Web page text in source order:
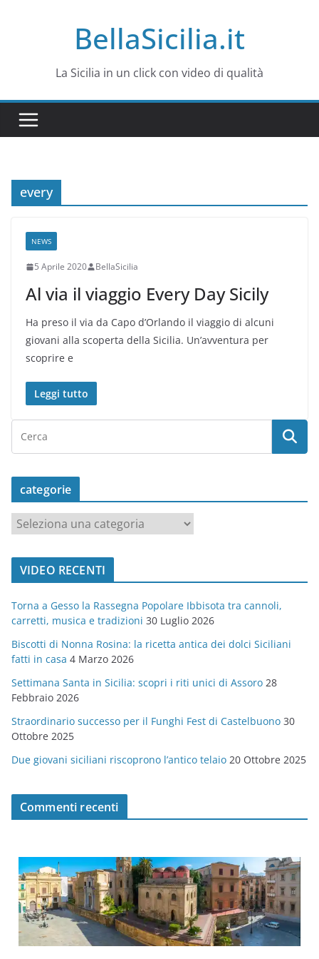
BellaSicilia.it
La Sicilia in un click con video di qualità
every
NEWS
5 Aprile 2020 BellaSicilia
Al via il viaggio Every Day Sicily
Ha preso il via da Capo d’Orlando il viaggio di alcuni
giovani alla scoperta della Sicilia. Un’avventura per
scoprire e
Leggi tutto
categorie
a
t
o
r
i
e
VIDEO RECENTI
Torna a Gesso la Rassegna Popolare Ibbisota tra cannoli,
carretti, musica e tradizioni 30 Luglio 2026
Biscotti di Nonna Rosina: la ricetta antica dei dolci Siciliani
fatti in casa 4 Marzo 2026
Settimana Santa in Sicilia: scopri i riti unici di Assoro 28
Febbraio 2026
Straordinario successo per il Funghi Fest di Castelbuono 30
Ottobre 2025
Due giovani siciliani riscoprono l’antico telaio 20 Ottobre 2025
Commenti recenti